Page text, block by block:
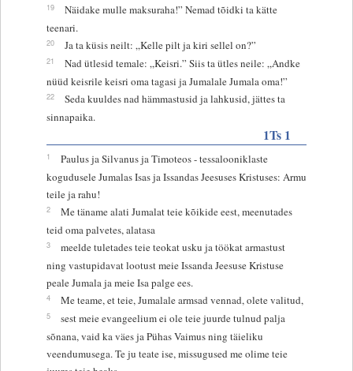
19
Näidake mulle maksuraha!” Nemad tõidki ta kätte
teenari.
20 Ja ta küsis neilt: „Kelle pilt ja kiri sellel on?”
21
Nad ütlesid temale: „Keisri.” Siis ta ütles neile: „Andke
nüüd keisrile keisri oma tagasi ja Jumalale Jumala oma!”
22
Seda kuuldes nad hämmastusid ja lahkusid, jättes ta
sinnapaika.
1Ts 1
1
Paulus ja Silvanus ja Timoteos - tessalooniklaste
kogudusele Jumalas Isas ja Issandas Jeesuses Kristuses: Armu
teile ja rahu!
2
Me täname alati Jumalat teie kõikide eest, meenutades
teid oma palvetes, alatasa
3
meelde tuletades teie teokat usku ja töökat armastust
ning vastupidavat lootust meie Issanda Jeesuse Kristuse
peale Jumala ja meie Isa palge ees.
4 Me teame, et teie, Jumalale armsad vennad, olete valitud,
5
sest meie evangeelium ei ole teie juurde tulnud palja
sõnana, vaid ka väes ja Pühas Vaimus ning täieliku
veendumusega. Te ju teate ise, missugused me olime teie